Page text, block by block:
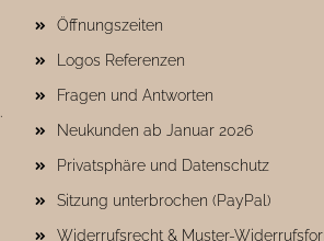
Öffnungszeiten
Logos Referenzen
Fragen und Antworten
Neukunden ab Januar 2026
Privatsphäre und Datenschutz
Sitzung unterbrochen (PayPal)
Widerrufsrecht & Muster-